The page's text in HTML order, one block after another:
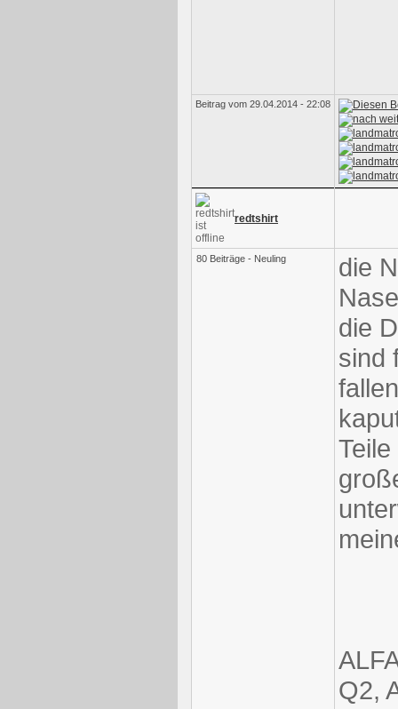
Beitrag vom 29.04.2014 - 22:08
redtshirt
80 Beiträge - Neuling
die
die
sind
Q2,